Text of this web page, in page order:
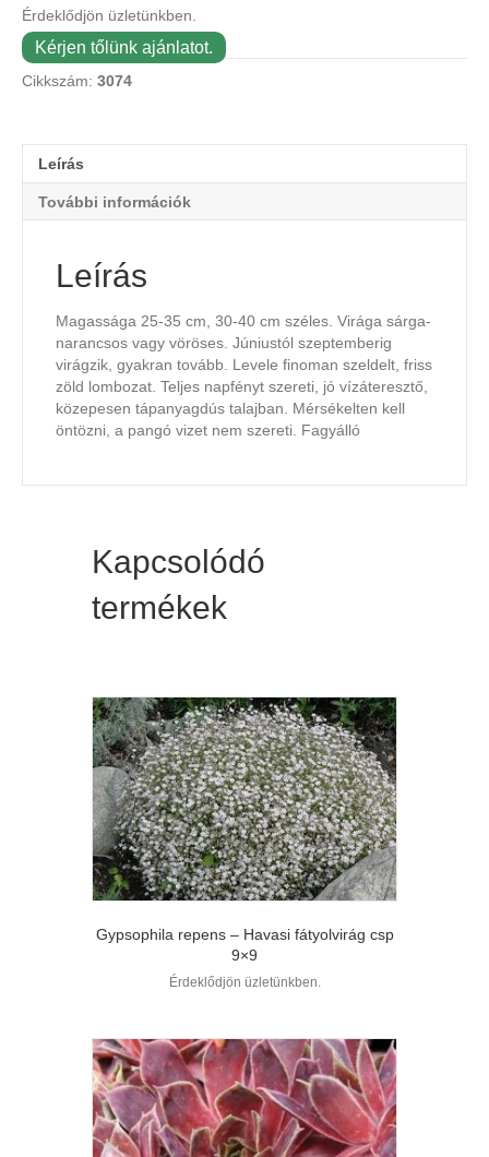
Érdeklődjön üzletünkben.
Kérjen tőlünk ajánlatot.
Cikkszám: 3074
Leírás
További információk
Leírás
Magassága 25-35 cm, 30-40 cm széles. Virága sárga-
narancsos vagy vöröses. Júniustól szeptemberig
virágzik, gyakran tovább. Levele finoman szeldelt, friss
zöld lombozat. Teljes napfényt szereti, jó vízáteresztő,
közepesen tápanyagdús talajban. Mérsékelten kell
öntözni, a pangó vizet nem szereti. Fagyálló
Kapcsolódó
termékek
Gypsophila repens – Havasi fátyolvirág csp
9×9
Érdeklődjön üzletünkben.